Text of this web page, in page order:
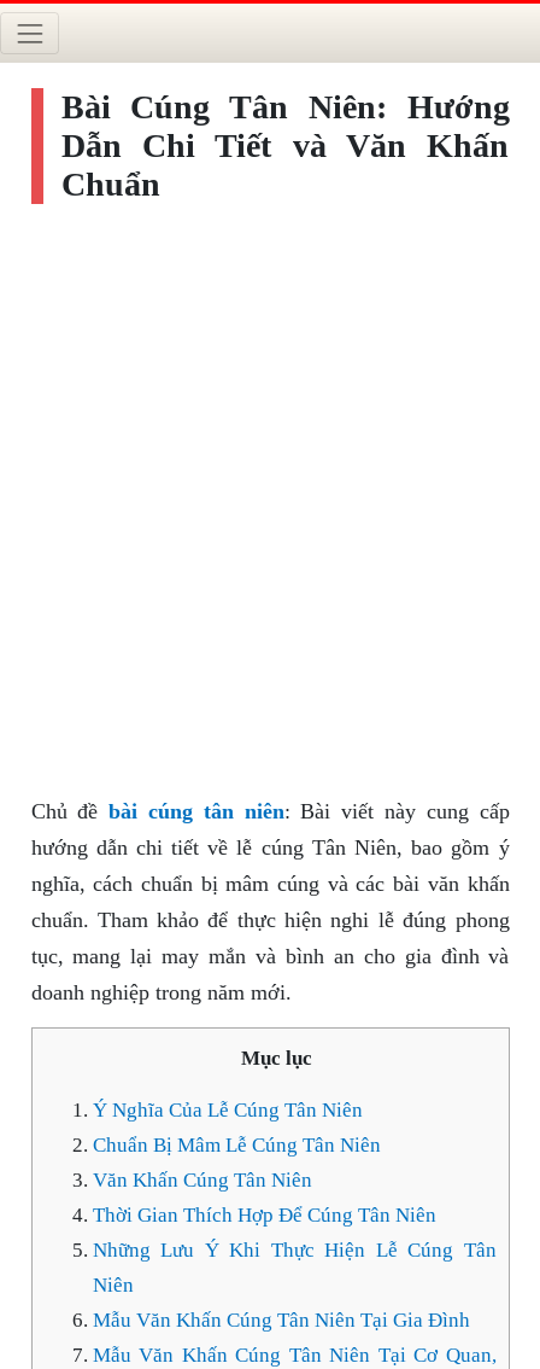
Bài Cúng Tân Niên: Hướng
Dẫn Chi Tiết và Văn Khấn
Chuẩn
Chủ đềbài cúng tân niên: Bài viết này cung cấp
hướng dẫn chi tiết về lễ cúng Tân Niên, bao gồm ý
nghĩa, cách chuẩn bị mâm cúng và các bài văn khấn
chuẩn. Tham khảo để thực hiện nghi lễ đúng phong
tục, mang lại may mắn và bình an cho gia đình và
doanh nghiệp trong năm mới.
Mục lục
Ý Nghĩa Của Lễ Cúng Tân Niên
Chuẩn Bị Mâm Lễ Cúng Tân Niên
Văn Khấn Cúng Tân Niên
Thời Gian Thích Hợp Để Cúng Tân Niên
Những Lưu Ý Khi Thực Hiện Lễ Cúng Tân
Niên
Mẫu Văn Khấn Cúng Tân Niên Tại Gia Đình
Mẫu Văn Khấn Cúng Tân Niên Tại Cơ Quan,